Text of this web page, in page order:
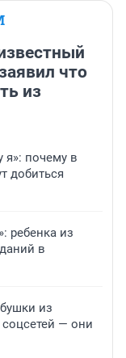
что
из
почему в
добиться
ребенка из
в
из
— они